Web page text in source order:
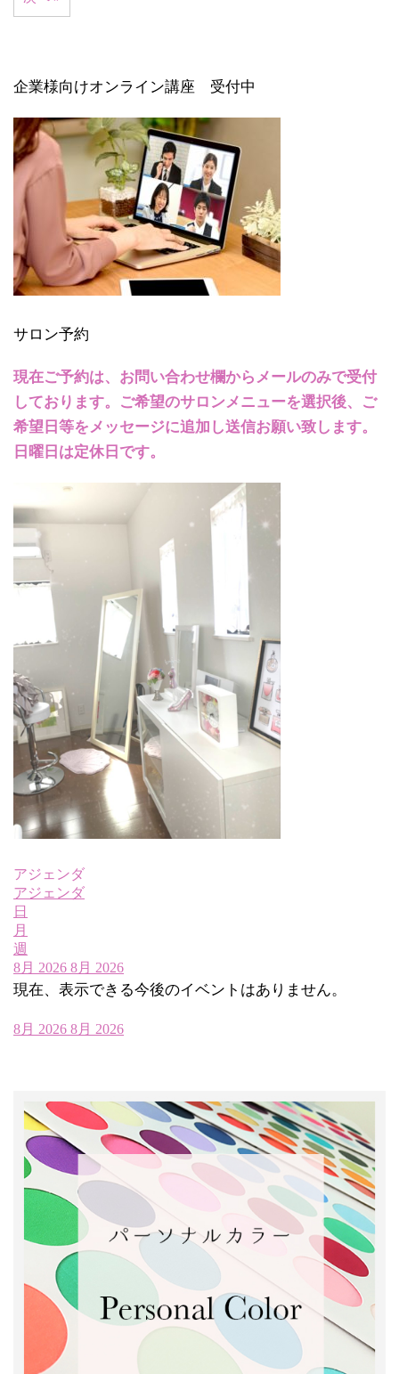
企業様向けオンライン講座 受付中
サロン予約
現在ご予約は、お問い合わせ欄からメールのみで受付
しております。ご希望のサロンメニューを選択後、ご
希望日等をメッセージに追加し送信お願い致します。
日曜日は定休日です。
アジェンダ
アジェンダ
日
月
週
8月 2026 8月 2026
現在、表示できる今後のイベントはありません。
8月 2026 8月 2026